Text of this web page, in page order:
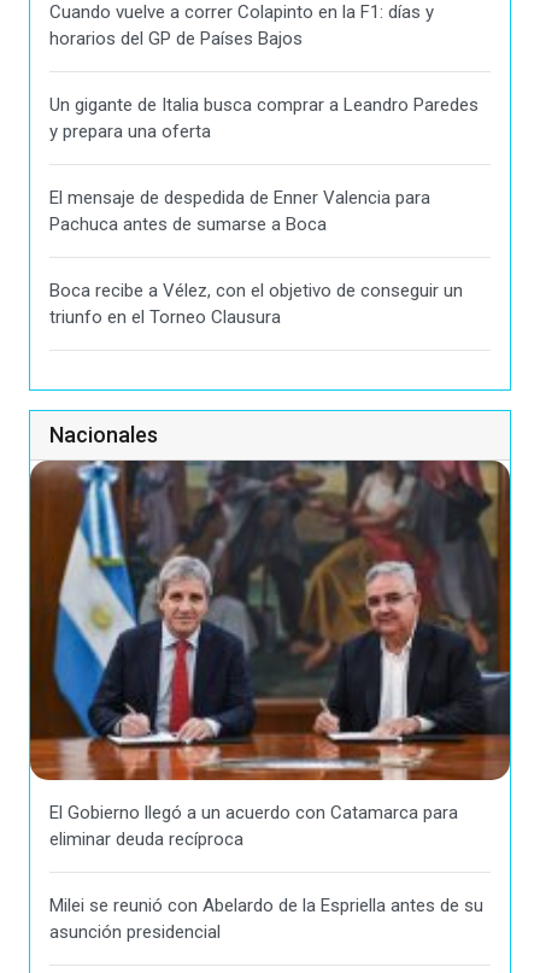
Cuando vuelve a correr Colapinto en la F1: días y
horarios del GP de Países Bajos
Un gigante de Italia busca comprar a Leandro Paredes
y prepara una oferta
El mensaje de despedida de Enner Valencia para
Pachuca antes de sumarse a Boca
Boca recibe a Vélez, con el objetivo de conseguir un
triunfo en el Torneo Clausura
Nacionales
El Gobierno llegó a un acuerdo con Catamarca para
eliminar deuda recíproca
Milei se reunió con Abelardo de la Espriella antes de su
asunción presidencial